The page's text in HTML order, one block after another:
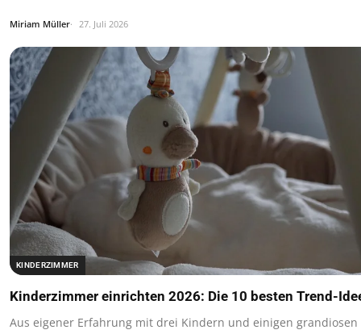
Miriam Müller 27. Juli 2026
KINDERZIMMER
Kinderzimmer einrichten 2026: Die 10 besten Trend-
Aus eigener Erfahrung mit drei Kindern und einigen grandiosen